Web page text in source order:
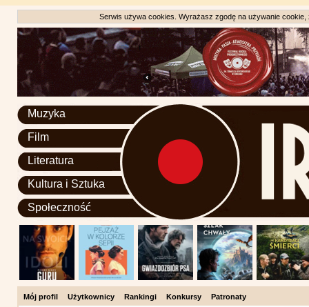
Serwis używa cookies. Wyrażasz zgodę na używanie
Muzyka
Film
Literatura
Kultura i Sztuka
Społeczność
Mój profil Użytkownicy Rankingi Konkursy Patronaty